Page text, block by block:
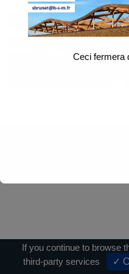
Ceci fermera
If you continue to browse
third-party services
✓